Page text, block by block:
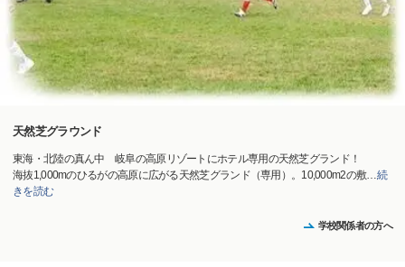
天然芝グラウンド
東海・北陸の真ん中 岐阜の高原リゾートにホテル専用の天然芝グランド！
海抜1,000mのひるがの高原に広がる天然芝グランド（専用）。10,000m2の敷…続
きを読む
学校関係者の方へ